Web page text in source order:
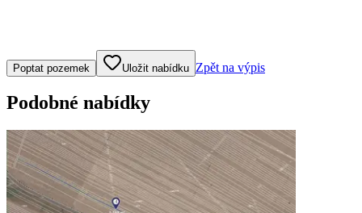
Klepněte nebo klikněte pro ovládání mapy
Poptat pozemek Uložit nabídku Zpět na výpis
Podobné nabídky